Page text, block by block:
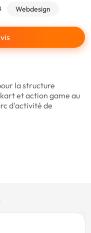
Webdesign
la structure
et action game au
d'activité de